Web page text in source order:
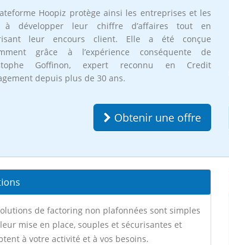
Hoopiz protège ainsi les entreprises et les
à développer leur chiffre d’affaires tout en
leur encours client. Elle a été conçue
grâce à l’expérience conséquente de
Goffinon, expert reconnu en Credit
depuis plus de 30 ans.
Obtenir une offre
de factoring non plafonnées sont simples
mise en place, souples et sécurisantes et
à votre activité et à vos besoins.